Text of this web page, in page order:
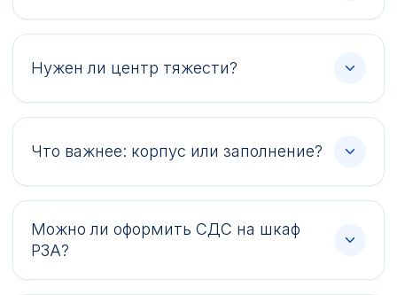
Нужен ли центр тяжести?
Что важнее: корпус или заполнение?
Можно ли оформить СДС на шкаф
РЗА?